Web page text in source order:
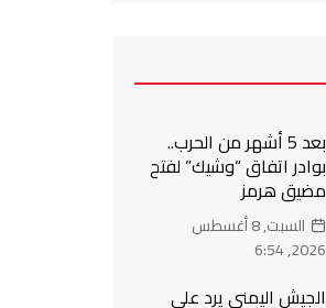
بعد 5 أشهر من الحرب..
بوادر اتفاق “وشيك” لفتح
مضيق هرمز
السبت, 8 أغسطس
2026, 6:54
الجيش اليمني يرد على